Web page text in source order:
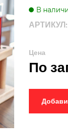
В
Цена
По